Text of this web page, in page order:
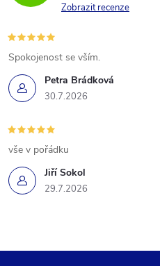
Zobrazit recenze
Petra Brádková
30.7.2026
Spokojenost se vším.
Jiří Sokol
29.7.2026
vše v pořádku